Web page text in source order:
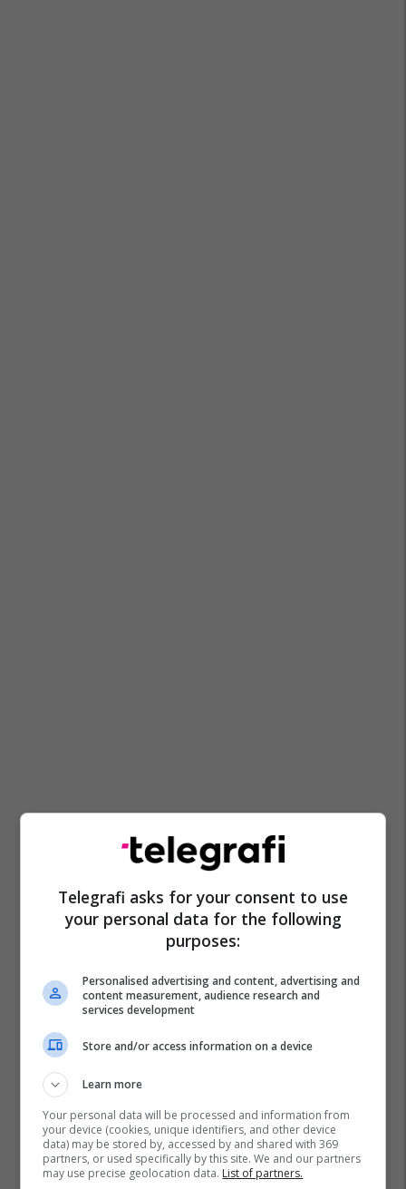
Palestina
Telegrafi asks for your consent to use
your personal data for the following
purposes:
Personalised advertising and content, advertising and
content measurement, audience research and
services development
Store and/or access information on a device
Learn more
Your personal data will be processed and information from
your device (cookies, unique identifiers, and other device
data) may be stored by, accessed by and shared with 369
partners, or used specifically by this site. We and our partners
may use precise geolocation data. List of partners.